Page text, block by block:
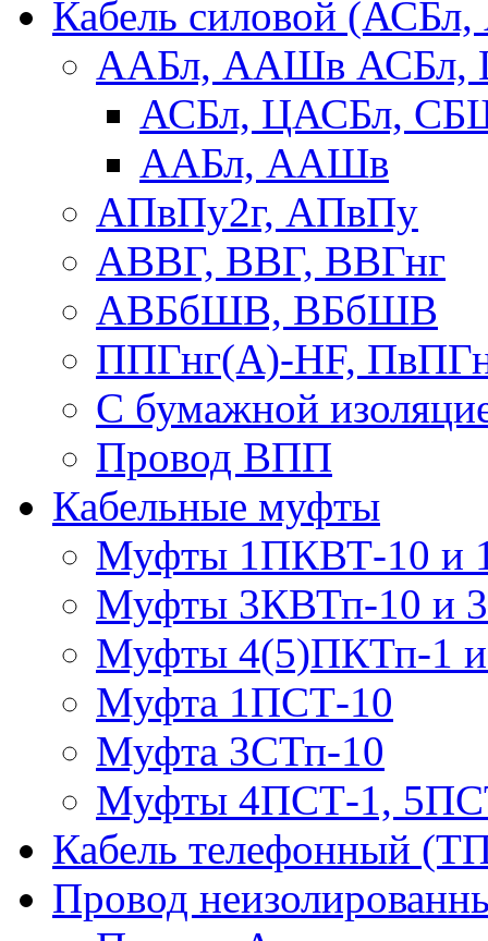
Кабель силовой
ААБл, ААШв АСБл,
АСБл, ЦАСБл,
ААБл, ААШв
АПвПу2г, АПвПу
АВВГ, ВВГ, ВВГнг
АВБбШВ, ВБбШВ
ППГнг(А)-HF,
С бумажной
Провод ВПП
Кабельные муфты
Муфты 1ПКВТ-10 и
Муфты 3КВТп-10 и
Муфты 4(5)ПКТп-1
Муфта 1ПСТ-10
Муфта 3СТп-10
Муфты 4ПСТ-1,
Кабель телефонный
Провод